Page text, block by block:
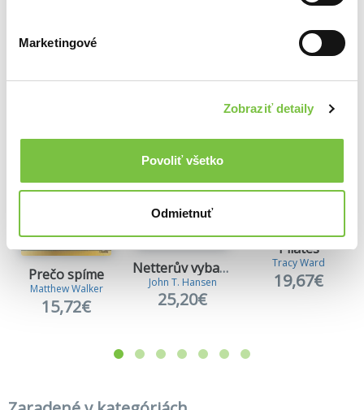
Marketingové
Zobraziť detaily
Povoliť všetko
Odmietnuť
Ďalšie z kategórie Knihy o biológii
Prečo spíme
Matthew Walker
15,72€
Netterův vybarvovací anatomický atlas
John T. Hansen
25,20€
Pilates
Tracy Ward
19,67€